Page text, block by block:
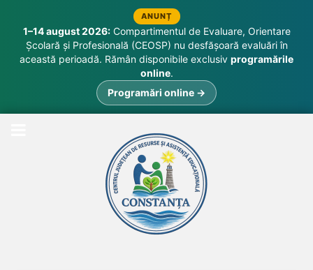
ANUNȚ
1–14 august 2026:Compartimentul de Evaluare, Orientare
Școlară și Profesională (CEOSP) nu desfășoară evaluări în
această perioadă. Rămân disponibile exclusiv programările
online.
Programări online →